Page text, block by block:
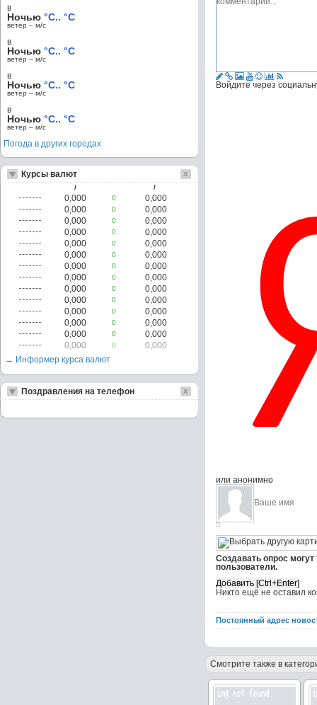
Войдите через
или анонимно
Создавать опрос
пользователи.
Никто ещё не оставил
Постоянный адрес
Смотрите также в
в
Ночью °C.. °C
ветер – м/c
в
Ночью °C.. °C
ветер – м/c
в
Ночью °C.. °C
ветер – м/c
в
Ночью °C.. °C
ветер – м/c
Погода в других городах
Курсы валют
/ /
0,000 0
0,000
0,000
0
0,000
0,000
0
0,000
0,000
0
0,000
0,000
0
0,000
0,000
0
0,000
0,000
0
0,000
0,000
0
0,000
0,000
0
0,000
0,000
0
0,000
0,000
0
0,000
0,000
0
0,000
0,000
0
0,000
0,000
0
0,000
→ Информер курса валют
Поздравления на телефон